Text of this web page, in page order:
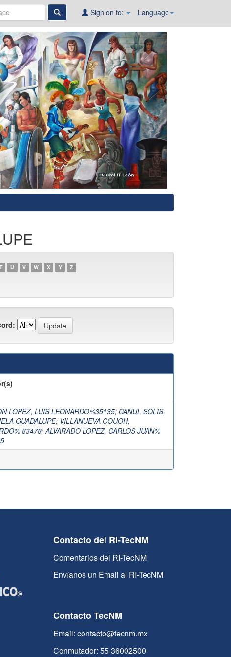
Language
Sign on to:
T U V W X Y Z
LOPEZ, LUIS LEONARDO%35135; CANUL SOLIS,
GUADALUPE; VILLANUEVA COUOH,
83478;ALVARADO LOPEZ, CARLOS JUAN%
Contacto del RI-TecNM
Comentarios del RI-TecNM
Envíanos un Email al RI-TecNM
Contacto TecNM
Email: contacto@tecnm.mx
Conmutador: 55 36002500